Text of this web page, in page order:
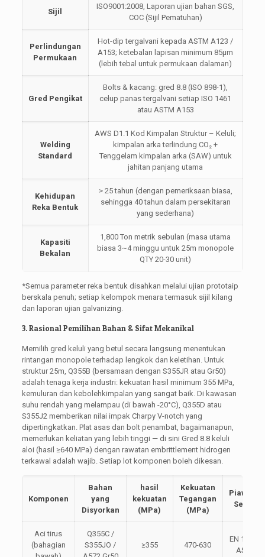
Sijil
ISO9001:2008, Laporan ujian bahan SGS,
COC (Sijil Pematuhan)
Perlindungan
Permukaan
Hot-dip tergalvani kepada ASTM A123 /
A153; ketebalan lapisan minimum 85µm
(lebih tebal untuk permukaan dalaman)
Gred Pengikat
Bolts & kacang: gred 8.8 (ISO 898-1),
celup panas tergalvani setiap ISO 1461
atau ASTM A153
Welding
Standard
AWS D1.1 Kod Kimpalan Struktur – Keluli;
kimpalan arka terlindung CO₂ +
Tenggelam kimpalan arka (SAW) untuk
jahitan panjang utama
Kehidupan
Reka Bentuk
> 25 tahun (dengan pemeriksaan biasa,
sehingga 40 tahun dalam persekitaran
yang sederhana)
Kapasiti
Bekalan
1,800 Ton metrik sebulan (masa utama
biasa 3~4 minggu untuk 25m monopole
QTY 20-30 unit)
*Semua parameter reka bentuk disahkan melalui ujian prototaip
berskala penuh; setiap kelompok menara termasuk sijil kilang
dan laporan ujian galvanizing.
3. Rasional Pemilihan Bahan & Sifat Mekanikal
Memilih gred keluli yang betul secara langsung menentukan
rintangan monopole terhadap lengkok dan keletihan. Untuk
struktur 25m, Q355B (bersamaan dengan S355JR atau Gr50)
adalah tenaga kerja industri: kekuatan hasil minimum 355 MPa,
kemuluran dan kebolehkimpalan yang sangat baik. Di kawasan
suhu rendah yang melampau (di bawah -20°C), Q355D atau
S355J2 memberikan nilai impak Charpy V-notch yang
dipertingkatkan. Plat asas dan bolt penambat, bagaimanapun,
memerlukan keliatan yang lebih tinggi — di sini Gred 8.8 keluli
aloi (hasil ≥640 MPa) dengan rawatan embrittlement hidrogen
terkawal adalah wajib. Setiap lot komponen boleh dikesan.
Komponen
Bahan
yang
Disyorkan
hasil
kekuatan
(MPa)
Kekuatan
Tegangan
(MPa)
Piawaian
Setara
Aci tirus
(bahagian
Q355C /
S355JO /
≥355 470-630
EN 10025,
ASTM